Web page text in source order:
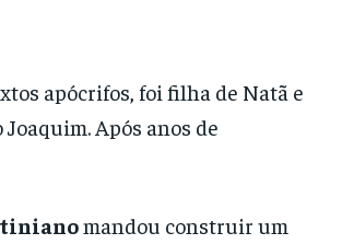
apócrifos, foi filha de Natã e
Joaquim. Após anos de
mandou construir um